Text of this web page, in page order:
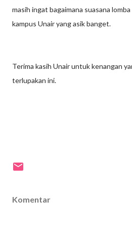
masih ingat bagaimana suasana
kampus Unair yang asik banget.
Terima kasih Unair untuk kenangan
terlupakan ini.
Komentar